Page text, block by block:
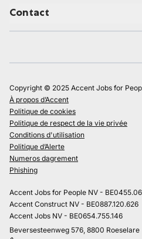
Contact
Copyright © 2025 Accent Jobs for
À propos d’Accent
Politique de cookies
Politique de respect de la vie privée
Conditions d'utilisation
Politique d’Alerte
Numeros dagrement
Phishing
Accent Jobs for People NV -
Accent Construct NV - BE0887.120.626
Accent Jobs NV - BE0654.755.146
Beversesteenweg 576, 8800 Roeselare